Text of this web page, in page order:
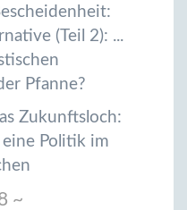
(Teil 2): ...
Pfanne?
Zukunftsloch:
Politik im
~